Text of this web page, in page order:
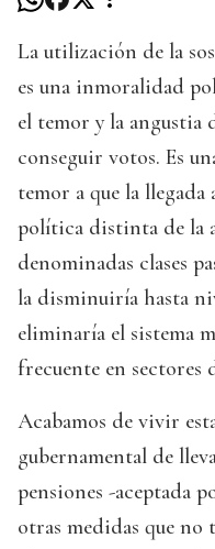
La utilización de la
es una inmoralidad
el temor y la angustia
conseguir votos. Es
temor a que la
política distinta de la
denominadas clases
la disminuiría hasta
eliminaría el sistema
frecuente en sectores
Acabamos de vivir
gubernamental de
pensiones -aceptada
otras medidas que no